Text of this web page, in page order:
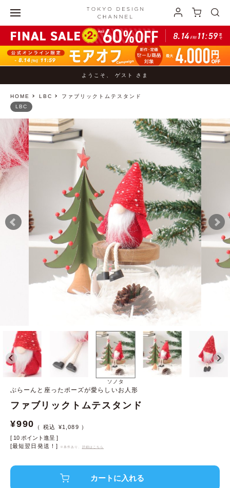
ようこそ、 ゲスト さま
HOME LBC ファブリックトムテスタンド
ソノタ
LBC
ぶらーんと座ったポーズが愛らしいお人形
ファブリックトムテスタンド
¥990 ¥1,089
[ 10 ポイント進呈 ]
[最短翌日発送！]
※条件あり、 詳細はこちら